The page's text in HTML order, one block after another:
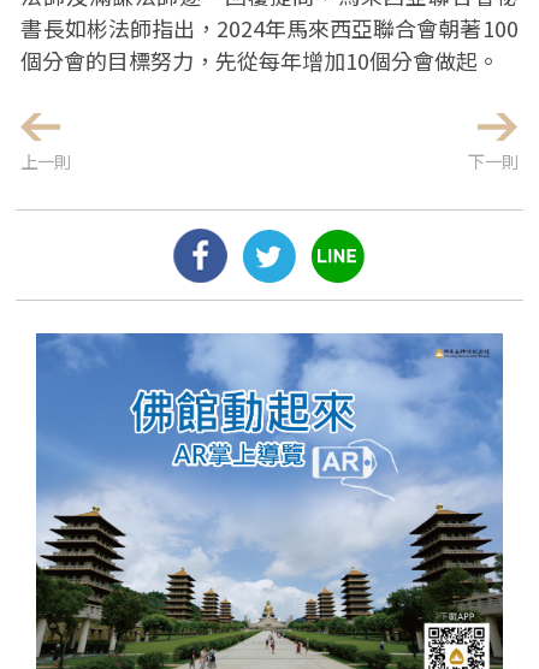
書長如彬法師指出，2024年馬來西亞聯合會朝著100
個分會的目標努力，先從每年增加10個分會做起。
上一則 下一則